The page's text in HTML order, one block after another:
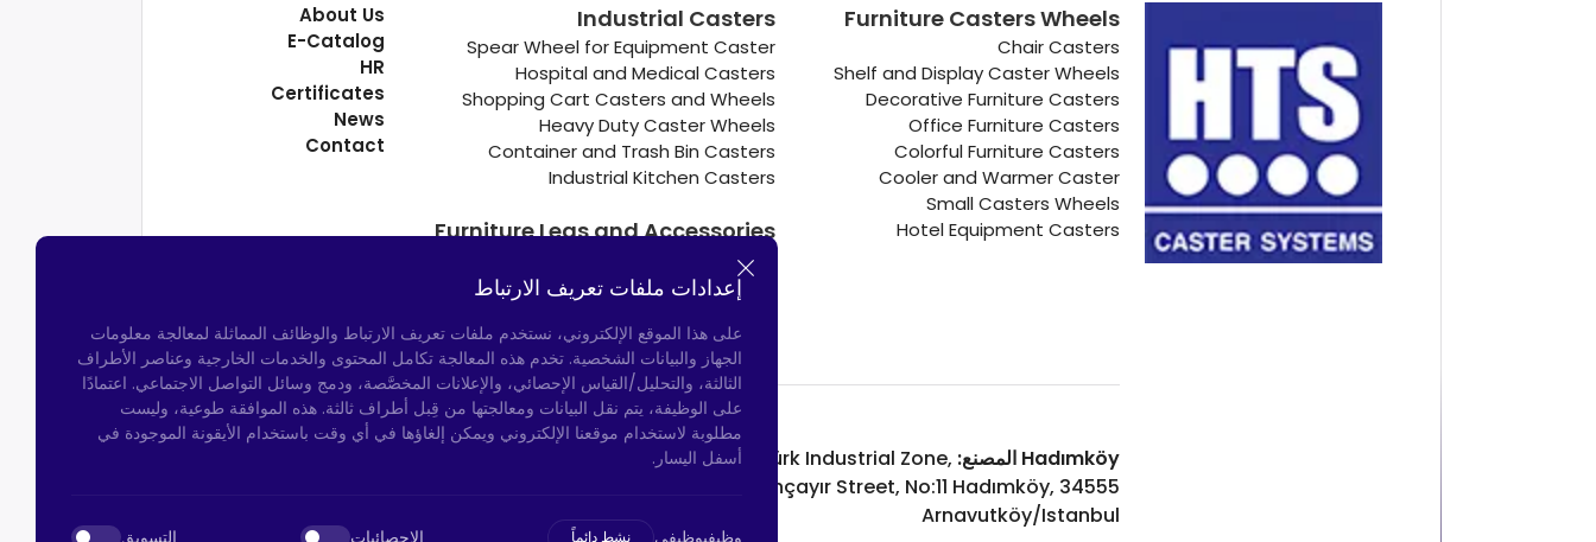
Furniture Casters Wheels
Chair Casters
Shelf and Display Caster Wheels
Decorative Furniture Casters
Office Furniture Casters
Colorful Furniture Casters
Cooler and Warmer Caster
Small Casters Wheels
Hotel Equipment Casters
Industrial Casters
Spear Wheel for Equipment Caster
Hospital and Medical Casters
Shopping Cart Casters and Wheels
Heavy Duty Caster Wheels
Container and Trash Bin Casters
Industrial Kitchen Casters
Furniture Legs and Accessories
Connectors
Door Bumpers
About Us
E-Catalog
HR
Certificates
News
Contact
Hadımköy المصنع:
Atatürk Industrial Zone,
Uzunçayır Street, No:11 Hadımköy, 34555
Arnavutköy/Istanbul
Bayrampaşa المتجر:
Bayrampaşa/Istanbul
إعدادات ملفات تعريف الارتباط
على هذا الموقع الإلكتروني، نستخدم ملفات تعريف الارتباط والوظائف المماثلة لمعالجة معلومات
الجهاز والبيانات الشخصية. تخدم هذه المعالجة تكامل المحتوى والخدمات الخارجية وعناصر الأطراف
الثالثة، والتحليل/القياس الإحصائي، والإعلانات المخصَّصة، ودمج وسائل التواصل الاجتماعي. اعتمادًا
على الوظيفة، يتم نقل البيانات ومعالجتها من قِبل أطراف ثالثة. هذه الموافقة طوعية، وليست
مطلوبة لاستخدام موقعنا الإلكتروني ويمكن إلغاؤها في أي وقت باستخدام الأيقونة الموجودة في
أسفل اليسار.
وظيفيوظيفي نشط دائماً الإحصائيات التسويق